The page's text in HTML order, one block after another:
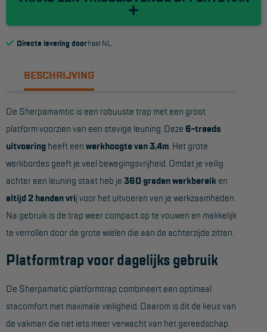
CombiDeals
MAATWERK
VERHUUR
Rolsteigers
Schilderstellingen
Steiger overkapping
Hangbruginstallaties
Schilderwerkzaamheden
Directe levering doorheel NL
BESCHRIJVING
De Sherpamamtic is een robuuste trap met een groot
platform voorzien van een stevige leuning. Deze 6-treeds
uitvoering heeft een werkhoogte van 3,4m . Het grote
werkbordes geeft je veel bewegingsvrijheid. Omdat je veilig
achter een leuning staat heb je 360 graden werkbereik en
altijd 2 handen vrij voor het uitvoeren van je werkzaamheden.
Na gebruik is de trap weer compact op te vouwen en makkelijk
te verrollen door de grote wielen die aan de achterzijde zitten.
Platformtrap voor dagelijks gebruik
De Sherpamatic platformtrap combineert een optimaal
stacomfort met maximale veiligheid. Daarom is dit de keus van
de vakman die net iets meer verwacht van het gereedschap